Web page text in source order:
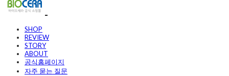
SHOP
REVIEW
STORY
ABOUT
공식홈페이지
자주 묻는 질문